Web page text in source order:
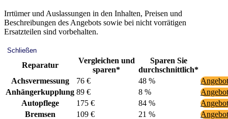
Irrtümer und Auslassungen in den Inhalten, Preisen und
Beschreibungen des Angebots sowie bei nicht vorrätigen
Ersatzteilen sind vorbehalten.
Schließen
Reparatur
Vergleichen und
sparen*
Sparen Sie
durchschnittlich*
Achsvermessung
76 € 48 %
Anhängerkupplung 89 € 8 %
Autopflege
175 € 84 %
Bremsen
109 € 21 %